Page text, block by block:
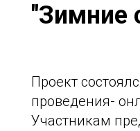
"Зимние
Проект
проведения-
Участникам